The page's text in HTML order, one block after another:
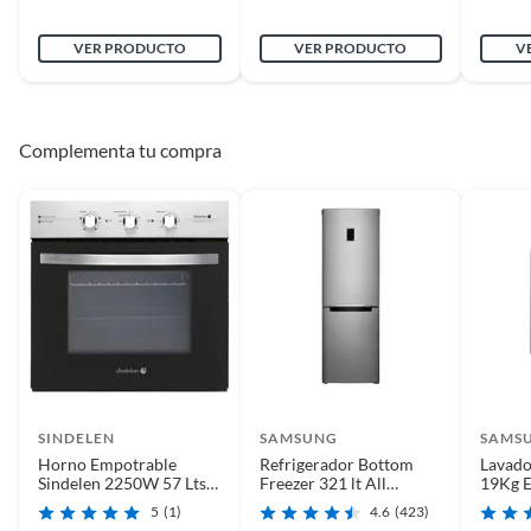
VER PRODUCTO VER PRODUCTO
Complementa tu compra
SINDELEN
Horno Empotrable
Sindelen 2250W 57 Lts
Inox HE-7200IN 5 (1)
SAMSUNG
Refrigerador Bottom
Freezer 321 lt All
Around Cooling.4.6 (423)
19Kg